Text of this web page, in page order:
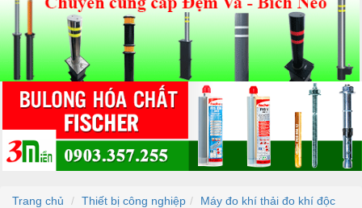
Trang chủ Thiết bị công nghiệp Máy đo khí thải đo khí độc